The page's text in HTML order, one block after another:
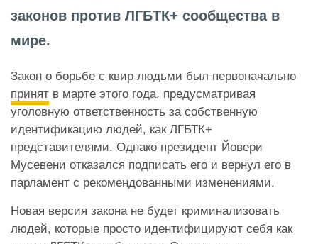
законов против ЛГБТК+ сообщества в
мире.
Закон о борьбе с квир людьми был первоначально
принят в марте этого года, предусматривая
уголовную ответственность за собственную
идентификацию людей, как ЛГБТК+
представителями. Однако президент Йовери
Мусевени отказался подписать его и вернул его в
парламент с рекомендованными изменениями.
Новая версия закона не будет криминализовать
людей, которые просто идентифицируют себя как